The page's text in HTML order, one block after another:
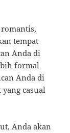
tempat
Anda di
formal
Anda di
casual
Anda akan